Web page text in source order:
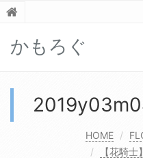
かもろぐ
HOME
【花騎